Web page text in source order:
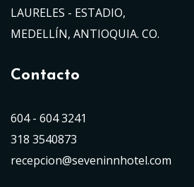
LAURELES - ESTADIO,
MEDELLÍN, ANTIOQUIA. CO.
Contacto
604 - 604 3241
318 3540873
recepcion@seveninnhotel.com